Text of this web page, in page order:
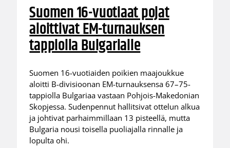
Suomen 16-vuotiaat pojat
aloittivat EM-turnauksen
tappiolla Bulgarialle
Suomen 16-vuotiaiden poikien maajoukkue
aloitti B-divisioonan EM-turnauksensa 67–75-
tappiolla Bulgariaa vastaan Pohjois-Makedonian
Skopjessa. Sudenpennut hallitsivat ottelun alkua
ja johtivat parhaimmillaan 13 pisteellä, mutta
Bulgaria nousi toisella puoliajalla rinnalle ja
lopulta ohi.